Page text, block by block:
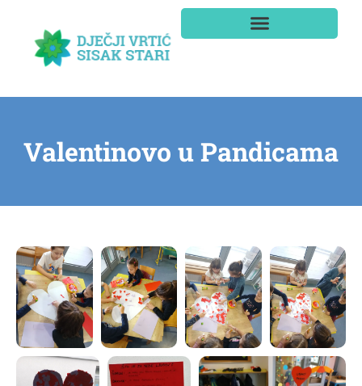
Valentinovo u Pandicama